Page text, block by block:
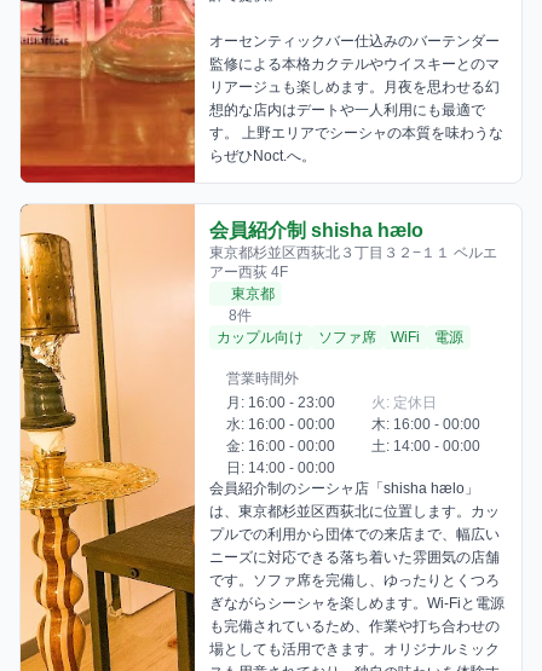
オーセンティックバー仕込みのバーテンダー
監修による本格カクテルやウイスキーとのマ
リアージュも楽しめます。月夜を思わせる幻
想的な店内はデートや一人利用にも最適で
す。 上野エリアでシーシャの本質を味わうな
らぜひNoct.へ。
会員紹介制 shisha hælo
東京都杉並区西荻北３丁目３２−１１ ベルエ
アー西荻 4F
東京都
8件
カップル向け
ソファ席 WiFi 電源
営業時間外
月: 16:00 - 23:00
火: 定休日
水: 16:00 - 00:00
木: 16:00 - 00:00
金: 16:00 - 00:00
土: 14:00 - 00:00
日: 14:00 - 00:00
会員紹介制のシーシャ店「shisha hælo」
は、東京都杉並区西荻北に位置します。カッ
プルでの利用から団体での来店まで、幅広い
ニーズに対応できる落ち着いた雰囲気の店舗
です。ソファ席を完備し、ゆったりとくつろ
ぎながらシーシャを楽しめます。Wi-Fiと電源
も完備されているため、作業や打ち合わせの
場としても活用できます。オリジナルミック